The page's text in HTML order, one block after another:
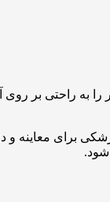
را به راحتی بر
برای معاینه